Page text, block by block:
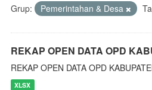
Grup: Pemerintahan & Desa
REKAP OPEN DATA OPD
REKAP OPEN DATA OPD
XLSX